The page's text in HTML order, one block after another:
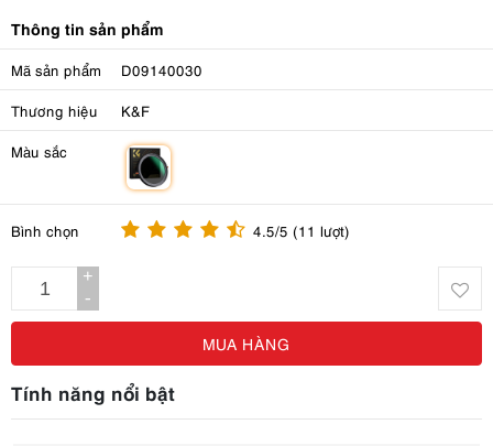
Thông tin sản phẩm
Mã sản phẩm D09140030
Thương hiệu K&F
Màu sắc
Bình chọn 4.5/5 (11 lượt)
+
-
MUA HÀNG
Tính năng nổi bật